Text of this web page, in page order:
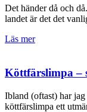
Det händer då och
landet är det det
Läs mer
Köttfärslimpa –
Ibland (oftast) har
köttfärslimpa ett